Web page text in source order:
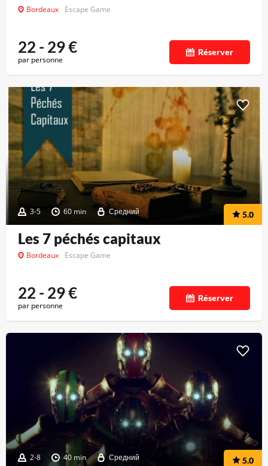
Bordeaux Escape Game
22 - 29€
par personne
Réserver
3-5 60 min Средний 5.0
Les 7 péchés capitaux
Bordeaux Escape Game
22 - 29€
par personne
Réserver
2-8 40 min Средний 5.0